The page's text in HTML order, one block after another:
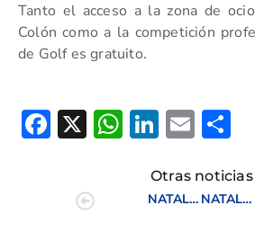
Tanto el acceso a la zona de
Colón como a la competición
de Golf es gratuito.
Facebook
X WhatsApp
LinkedIn
Email
Otras noticias
NATALIA ESCURIOLA SUPERA EL CORTE EN LA COPA S.M. LA REINA
NATALIA ESCURIOLA CAE EN LA COPA DE S.M. LA REINA